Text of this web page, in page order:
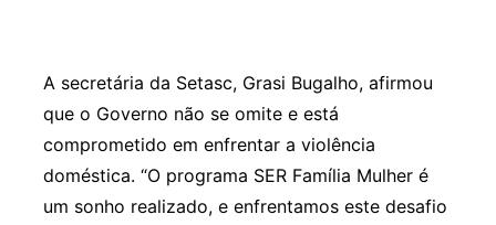
A secretária da Setasc, Grasi Bugalho, afirmou
que o Governo não se omite e está
comprometido em enfrentar a violência
doméstica. “O programa SER Família Mulher é
um sonho realizado, e enfrentamos este desafio